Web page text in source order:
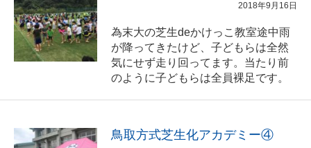
2018年9月16日
為末大の芝生deかけっこ教室途中雨
が降ってきたけど、子どもらは全然
気にせず走り回ってます。当たり前
のように子どもらは全員裸足です。
鳥取方式芝生化アカデミー④